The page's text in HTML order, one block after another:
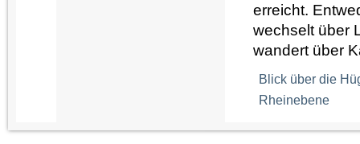
erreicht.
wechselt über
wandert über
Blick über die
Rheinebene